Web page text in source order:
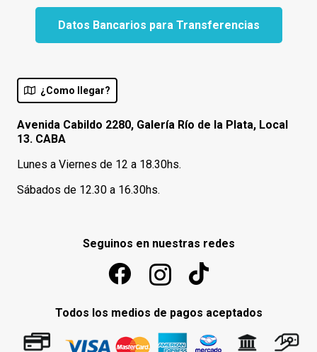
Datos Bancarios para Transferencias
¿Como llegar?
Avenida Cabildo 2280, Galería Río de la Plata, Local
13. CABA
Lunes a Viernes de 12 a 18.30hs.
Sábados de 12.30 a 16.30hs.
Seguinos en nuestras redes
Todos los medios de pagos aceptados